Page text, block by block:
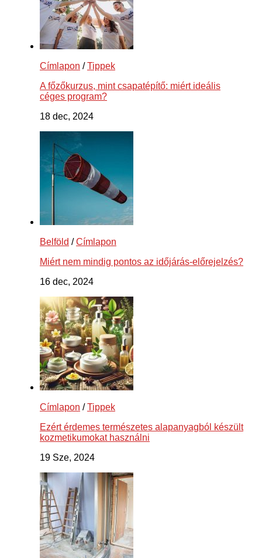
Címlapon /Tippek
A főzőkurzus, mint csapatépítő: miért ideális
céges program?
18 dec, 2024
Belföld /Címlapon
Miért nem mindig pontos az időjárás-előrejelzés?
16 dec, 2024
Címlapon /Tippek
Ezért érdemes természetes alapanyagból készült
kozmetikumokat használni
19 Sze, 2024